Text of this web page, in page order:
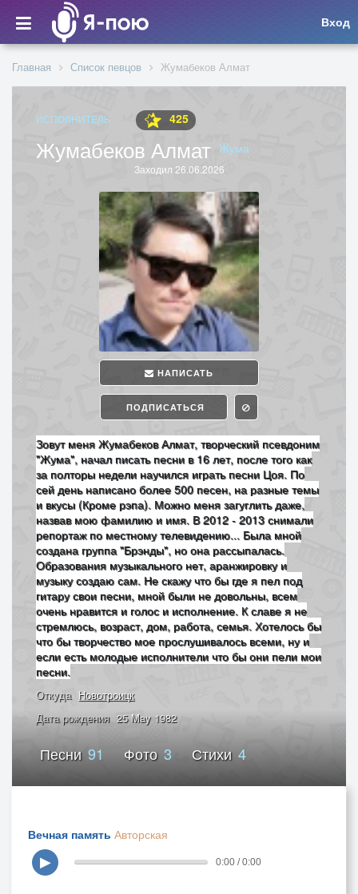
Вход
Главная Список певцов Жумабеков Алмат
ИСПОЛНИТЕЛЬ 425
Жумабеков Алмат Жума
Заходил 26.06.2026
НАПИСАТЬ
ПОДПИСАТЬСЯ
Зовут меня Жумабеков Алмат, творческий псевдоним
"Жума", начал писать песни в 16 лет, после того как
за полторы недели научился играть песни Цоя. По
сей день написано более 500 песен, на разные темы
и вкусы (Кроме рэпа). Можно меня загуглить даже,
назвав мою фамилию и имя. В 2012 - 2013 снимали
репортаж по местному телевидению... Была мной
создана группа "Брэнды", но она рассыпалась.
Образования музыкального нет, аранжировку и
музыку создаю сам. Не скажу что бы где я пел под
гитару свои песни, мной были не довольны, всем
очень нравится и голос и исполнение. К славе я не
стремлюсь, возраст, дом, работа, семья. Хотелось бы
что бы творчество мое прослушивалось всеми, ну и
если есть молодые исполнители что бы они пели мои
песни.
Откуда Новотроицк
Дата рождения 25 May 1982
Песни 91 Фото 3 Стихи 4
Вечная память Авторская
▶
0:00 / 0:00